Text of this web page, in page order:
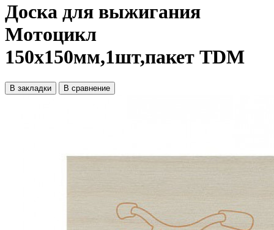
Доска для выжигания
Мотоцикл
150х150мм,1шт,пакет TDM
В закладки В сравнение